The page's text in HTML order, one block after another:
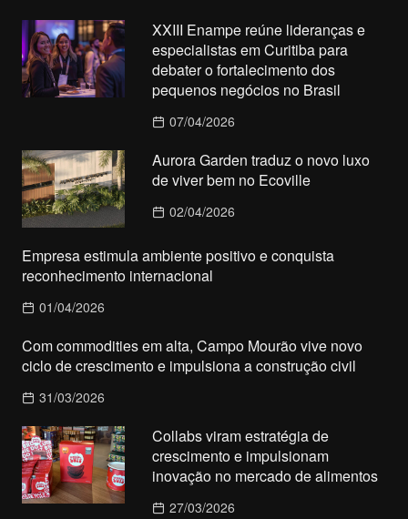
XXIII Enampe reúne lideranças e
especialistas em Curitiba para
debater o fortalecimento dos
pequenos negócios no Brasil
07/04/2026
Aurora Garden traduz o novo luxo
de viver bem no Ecoville
02/04/2026
Empresa estimula ambiente positivo e conquista
reconhecimento internacional
01/04/2026
Com commodities em alta, Campo Mourão vive novo
ciclo de crescimento e impulsiona a construção civil
31/03/2026
Collabs viram estratégia de
crescimento e impulsionam
inovação no mercado de alimentos
27/03/2026